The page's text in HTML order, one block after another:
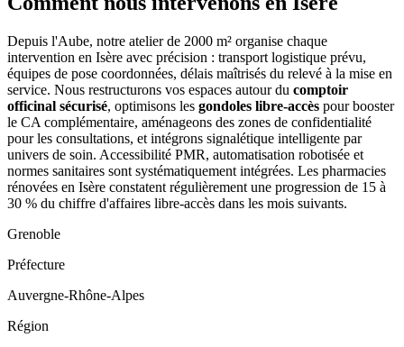
Depuis l'Aube, notre atelier de 2000 m² organise chaque
intervention en Isère avec précision : transport logistique prévu,
équipes de pose coordonnées, délais maîtrisés du relevé à la mise en
service. Nous restructurons vos espaces autour du comptoir
officinal sécurisé, optimisons les gondoles libre-accès pour booster
le CA complémentaire, aménageons des zones de confidentialité
pour les consultations, et intégrons signalétique intelligente par
univers de soin. Accessibilité PMR, automatisation robotisée et
normes sanitaires sont systématiquement intégrées. Les pharmacies
rénovées en Isère constatent régulièrement une progression de 15 à
30 % du chiffre d'affaires libre-accès dans les mois suivants.
Grenoble
Préfecture
Auvergne-Rhône-Alpes
Région